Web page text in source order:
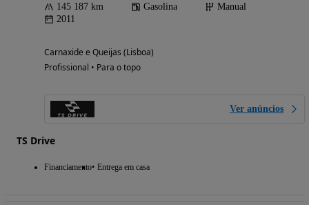
145 187 km Gasolina
Manual
2011
Carnaxide e Queijas (Lisboa)
Profissional • Para o topo
Ver anúncios
TS Drive
Financiamento Entrega em casa